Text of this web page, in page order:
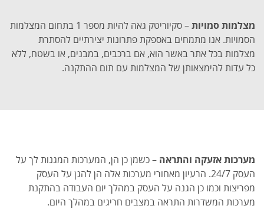
מצלמות סמויות
– סקיוריטק גאה להיות מספר 1 בתחום המצלמות
הסמויות. אנו מתמחים באספקת פתרונות יצירתיים להסתרת
מצלמות בכל אתר באשר הוא, אם ברכבים, במבנים, או בשטח, ללא
כל עדות להימצאותן של המצלמות עם תום ההתקנה.
מערכות אזעקה והתראה – כשמן כן הן, המערכות המגנות לך על
העסק 24/7. הרעיון מאחורי מערכות אלה הן להגן על העסק
מפריצות וכמו כן הגנה על העסק במהלך יום העבודה בהתקנת
מערכות המשדרות התראה במצבים חריגים במהלך היום.